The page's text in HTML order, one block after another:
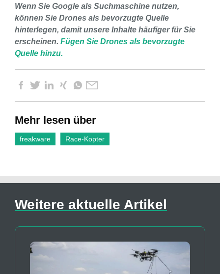
Wenn Sie Google als Suchmaschine nutzen,
können Sie Drones als bevorzugte Quelle
hinterlegen, damit unsere Inhalte häufiger für Sie
erscheinen. Fügen Sie Drones als bevorzugte
Quelle hinzu.
Mehr lesen über
freakware Race-Kopter
Weitere aktuelle Artikel